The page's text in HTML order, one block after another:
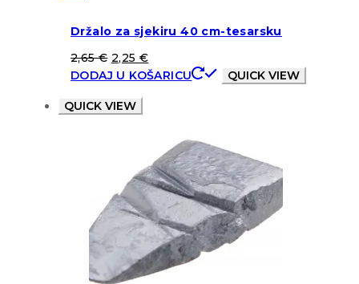
Držalo za sjekiru 40 cm-tesarsku
2,65€ 2,25 €
DODAJ U KOŠARICU
QUICK VIEW
QUICK VIEW